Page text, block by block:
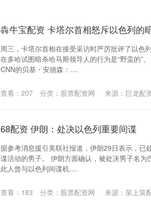
犇牛宝配资 卡塔尔首相怒斥以色列的
周三，卡塔尔首相在接受采访时严厉批评了以色
在多哈试图暗杀哈马斯领导人的行为是“野蛮的”
CNN的贝基・安德森：....
来源：巨龙配
查看： 207 分类： 股票配资网
68配资 伊朗：处决以色列重要间谍
据参考消息援引美联社报道，伊朗29日表示，已
谍活动的男子。 伊朗方面确认，被处决男子名为
此人曾与以色列间谍机....
来源：策上策
查看： 183 分类： 股票配资网